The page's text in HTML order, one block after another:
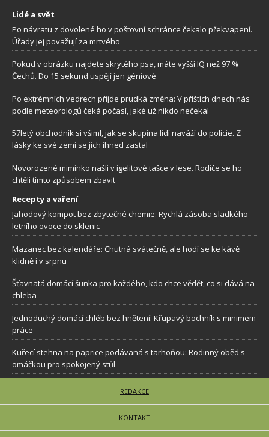
Lidé a svět
Po návratu z dovolené ho v poštovní schránce čekalo překvapení.
Úřady jej považují za mrtvého
Pokud v obrázku najdete skrytého psa, máte vyšší IQ než 97 %
Čechů. Do 15 sekund uspějí jen géniové
Po extrémních vedrech přijde prudká změna: V příštích dnech nás
podle meteorologů čeká počasí, jaké už nikdo nečekal
57letý obchodník si všiml, jak se skupina lidí naváží do policie. Z
lásky ke své zemi se jich ihned zastal
Novorozené miminko našli v igelitové tašce v lese. Rodiče se ho
chtěli tímto způsobem zbavit
Recepty a vaření
Jahodový kompot bez zbytečné chemie: Rychlá zásoba sladkého
letního ovoce do sklenic
Mazanec bez kalendáře: Chutná svátečně, ale hodí se ke kávě
klidně i v srpnu
Šťavnatá domácí šunka pro každého, kdo chce vědět, co si dává na
chleba
Jednoduchý domácí chléb bez hnětení: Křupavý bochník s minimem
práce
Kuřecí stehna na paprice podávaná s tarhoňou: Rodinný oběd s
omáčkou pro spokojený stůl
REDAKCE
KONTAKT